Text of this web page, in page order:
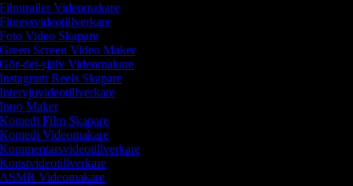
Videomakare
Video Skapare
Screen Video Maker
det-själv Videomakare
Reels Skapare
Maker
Film Skapare
Videomakare
Videomakare